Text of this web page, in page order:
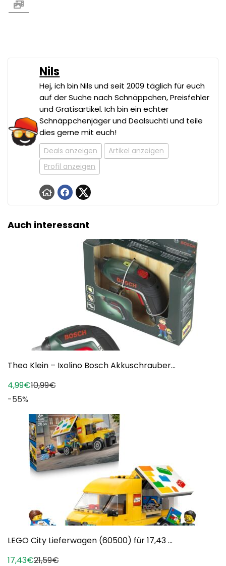
Nils
Hej, ich bin Nils und seit 2009 täglich für euch
auf der Suche nach Schnäppchen, Preisfehler
und Gratisartikel. Ich bin ein echter
Schnäppchenjäger und Dealsuchti und teile
dies gerne mit euch!
Deals anzeigen
Artikel anzeigen
Profil anzeigen
Auch interessant
Theo Klein – Ixolino Bosch Akkuschrauber...
4,99€10,99€
-55%
LEGO City Lieferwagen (60500) für 17,43 ...
17,43€21,59€